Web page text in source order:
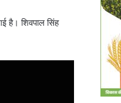
है। शिवपाल सिंह